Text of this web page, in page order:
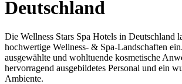
Deutschland
Die Wellness Stars Spa Hotels in Deutschland
hochwertige Wellness- & Spa-Landschaften
ausgewählte und wohltuende kosmetische
hervorragend ausgebildetes Personal und ein
Ambiente.